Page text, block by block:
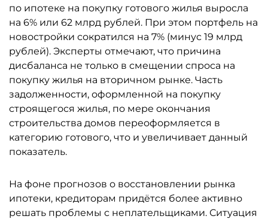
по ипотеке на покупку готового жилья выросла
на 6% или 62 млрд рублей. При этом портфель на
новостройки сократился на 7% (минус 19 млрд
рублей). Эксперты отмечают, что причина
дисбаланса не только в смещении спроса на
покупку жилья на вторичном рынке. Часть
задолженности, оформленной на покупку
строящегося жилья, по мере окончания
строительства домов переоформляется в
категорию готового, что и увеличивает данный
показатель.
На фоне прогнозов о восстановлении рынка
ипотеки, кредиторам придётся более активно
решать проблемы с неплательщиками. Ситуация